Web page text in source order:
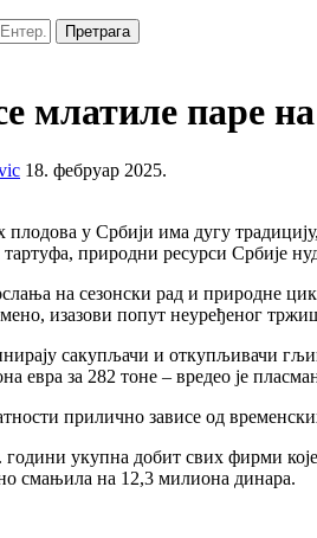
Претрага
млатиле паре
18. фебруар 2025.
у Србији има дугу
природни ресурси Србије
на сезонски рад и природне
изазови попут неуређеног
сакупљачи и откупљивачи
евра за 282 тоне – вредео је
прилично зависе од
години укупна добит свих фирми
смањила на 12,3 милиона динара.